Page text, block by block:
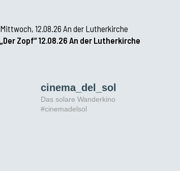
Mittwoch, 12.08.26 An der Lutherkirche
„Der Zopf“ 12.08.26 An der Lutherkirche
cinema_del_sol
Das solare Wanderkino
#cinemadelsol